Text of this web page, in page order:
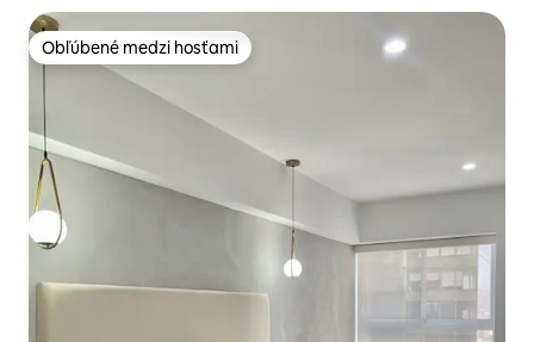
Obľúbené medzi hosťami
Obľúbené medzi hosťami